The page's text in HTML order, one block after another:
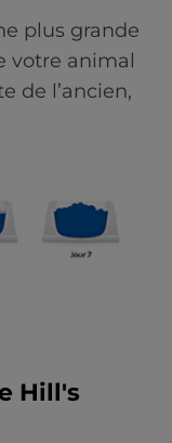
plus grande
votre animal
de l’ancien,
Hill's